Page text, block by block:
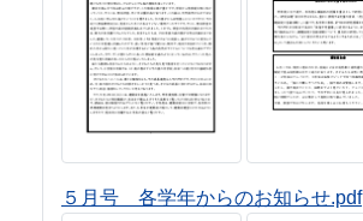
５月号 各学年からのお知らせ.pdf